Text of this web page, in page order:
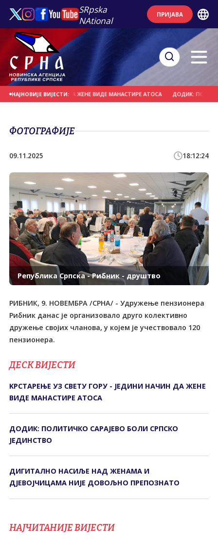
SRpska
NAtional
ПРИЈАВА
НАЈНОВИЈЕ ВИЈЕСТИ:
- ЈЕДИНИ НАЧИН ДА ЖЕНЕ ВИДЕ МАНАСТИРЕ АТОСА ДОДИК: ПОЛИТИЧКО
ФОТОГРАФИЈЕ
09.11.2025 18:12:24
Република Српска - Рибник - друштво
РИБНИК, 9. НОВЕМБРА /СРНА/ - Удружење пензионера
Рибник данас је организовало друго колективно
дружење својих чланова, у којем је учествовало 120
пензионера.
ДЕСК ВИЈЕСТИ
KРСТАРЕЊЕ УЗ СВЕТУ ГОРУ - ЈЕДИНИ НАЧИН ДА ЖЕНЕ
ВИДЕ МАНАСТИРЕ АТОСА
ДОДИК: ПОЛИТИЧКО САРАЈЕВО БОЛИ СРПСКО
ЈЕДИНСТВО
ДИГИTАЛНО НАСИЉЕ НАД ЖЕНАМА И
ДЈЕВОЈЧИЦАМА НИЈЕ ДОВОЉНО ПРЕПОЗНАTО
НАЈЧИТАНИЈЕ ВИЈЕСТИ